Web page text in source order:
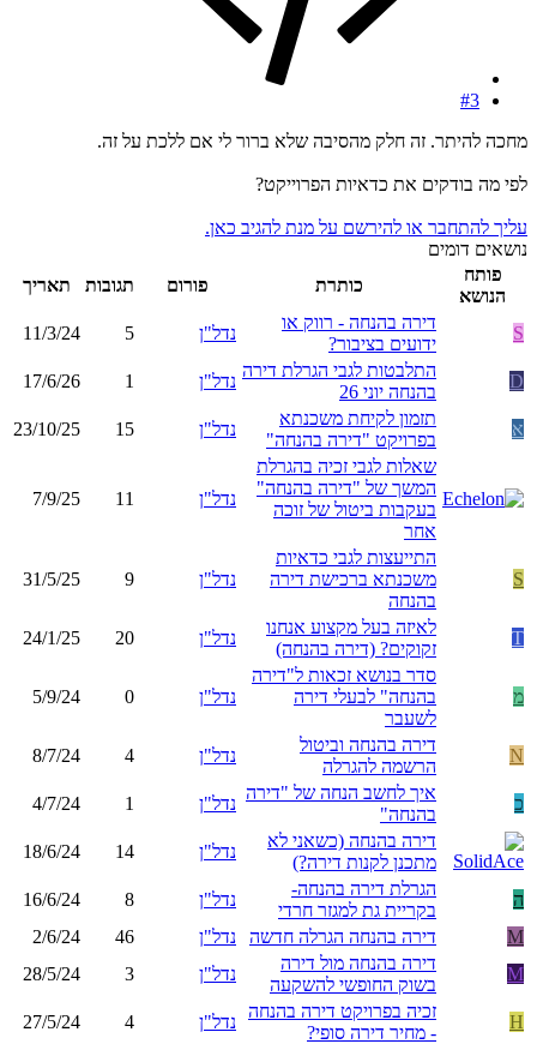
#3
מחכה להיתר. זה חלק מהסיבה שלא ברור לי אם ללכת על זה.
לפי מה בודקים את כדאיות הפרוייקט?
עליך להתחבר או להירשם על מנת להגיב כאן.
נושאים דומים
פותח
הנושא
כותרת פורום תגובות תאריך
S
דירה בהנחה - רווק או
ידועים בציבור?
נדל"ן 5
11/3/24
D
התלבטות לגבי הגרלת דירה
בהנחה יוני 26
נדל"ן 1
17/6/26
א
תזמון לקיחת משכנתא
בפרויקט "דירה בהנחה"
נדל"ן 15
23/10/25
שאלות לגבי זכיה בהגרלת
המשך של "דירה בהנחה"
בעקבות ביטול של זוכה
אחר
נדל"ן 11
7/9/25
S
התייעצות לגבי כדאיות
משכנתא ברכישת דירה
בהנחה
נדל"ן 9
31/5/25
T
לאיזה בעל מקצוע אנחנו
זקוקים? (דירה בהנחה)
נדל"ן 20
24/1/25
מ
סדר בנושא זכאות ל"דירה
בהנחה" לבעלי דירה
לשעבר
נדל"ן 0
5/9/24
N
דירה בהנחה וביטול
הרשמה להגרלה
נדל"ן 4
8/7/24
כ
איך לחשב הנחה של "דירה
בהנחה"
נדל"ן 1
4/7/24
דירה בהנחה (כשאני לא
מתכנן לקנות דירה?)
נדל"ן 14
18/6/24
ה
הגרלת דירה בהנחה-
בקריית גת למגזר חרדי
נדל"ן 8
16/6/24
M
דירה בהנחה הגרלה חדשה נדל"ן 46
2/6/24
M
דירה בהנחה מול דירה
בשוק החופשי להשקעה
נדל"ן 3
28/5/24
H
זכיה בפרויקט דירה בהנחה
- מחיר דירה סופי?
נדל"ן 4
27/5/24